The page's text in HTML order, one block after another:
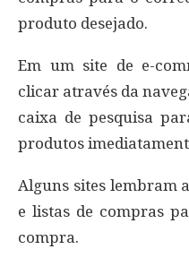
produto desejado.
Em um site de e-
clicar através da
caixa de pesquisa
produtos
Alguns sites lembram
e listas de compras
compra.